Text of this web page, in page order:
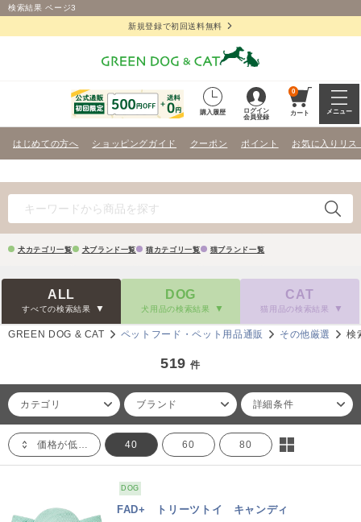
検索結果 ページ3
新規登録で初回送料無料
購入履歴
ログイン
会員登録
0
カート メニュー
はじめての方へ ショッピングガイド クーポン ポイント お気に入りリス
犬カテゴリ一覧 犬ブランド一覧 猫カテゴリ一覧 猫ブランド一覧
ALL
すべての検索結果
DOG
犬用品の検索結果
CAT
猫用品の検索結果
GREEN DOG & CAT ペットフード・ペット用品通販 その他厳選 検
519 件
カテゴリ ブランド 詳細条件
価格が低い順 40 60 80
DOG
FAD+ トリーツトイ キャンディ